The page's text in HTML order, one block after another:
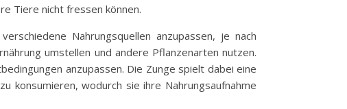
Tiere nicht fressen können.
Nahrungsquellen anzupassen, je nach
umstellen und andere Pflanzenarten nutzen.
anzupassen. Die Zunge spielt dabei eine
konsumieren, wodurch sie ihre Nahrungsaufnahme